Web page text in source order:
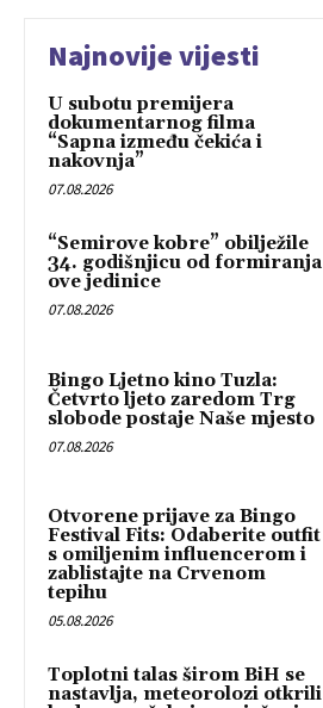
Najnovije vijesti
U subotu premijera
dokumentarnog filma
“Sapna između čekića i
nakovnja”
07.08.2026
“Semirove kobre” obilježile
34. godišnjicu od formiranja
ove jedinice
07.08.2026
Bingo Ljetno kino Tuzla:
Četvrto ljeto zaredom Trg
slobode postaje Naše mjesto
07.08.2026
Otvorene prijave za Bingo
Festival Fits: Odaberite outfit
s omiljenim influencerom i
zablistajte na Crvenom
tepihu
05.08.2026
Toplotni talas širom BiH se
nastavlja, meteorolozi otkrili